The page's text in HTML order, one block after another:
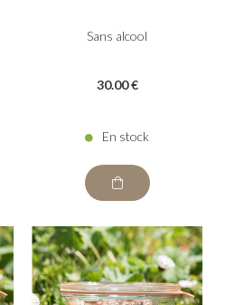
Sans alcool
30.00 €
En stock